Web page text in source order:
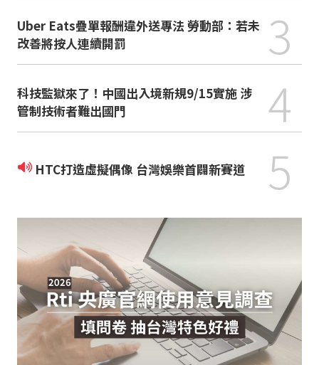
Uber Eats疊單報酬違外送專法 勞動部：若未
改善將按人連續開罰
3
科技監獄來了！中國出入境新規9/15實施 涉
管制技術者難出國門
4
HTC打造虛擬偶像 台灣娛樂首闢新賽道 5